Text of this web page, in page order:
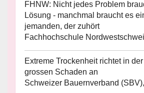
FHNW: Nicht jedes Problem
Lösung - manchmal braucht es
jemanden, der zuhört
Fachhochschule
Extreme Trockenheit richtet in
grossen Schaden an
Schweizer Bauernverband